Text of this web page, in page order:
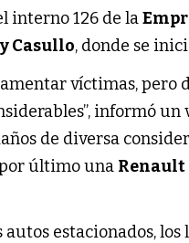
interno 126 de la
Casullo, donde se
víctimas, pero
informó un
de diversa
último una Renault
estacionados,